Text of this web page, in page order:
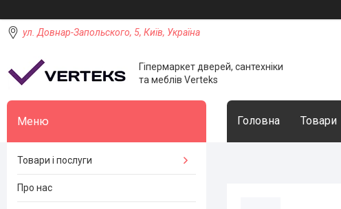
ул. Довнар-Запольского, 5, Київ, Україна
Гіпермаркет дверей, сантехніки
та меблів Verteks
Головна Товари
Товари і послуги
Про нас